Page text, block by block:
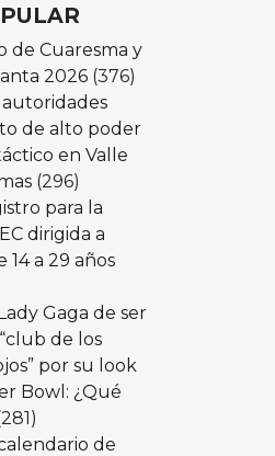
de Cuaresma y
2026 (376)
de alto poder
en Valle
(296)
para la
dirigida a
14 a 29 años
Gaga de ser
de los
por su look
Bowl: ¿Qué
de